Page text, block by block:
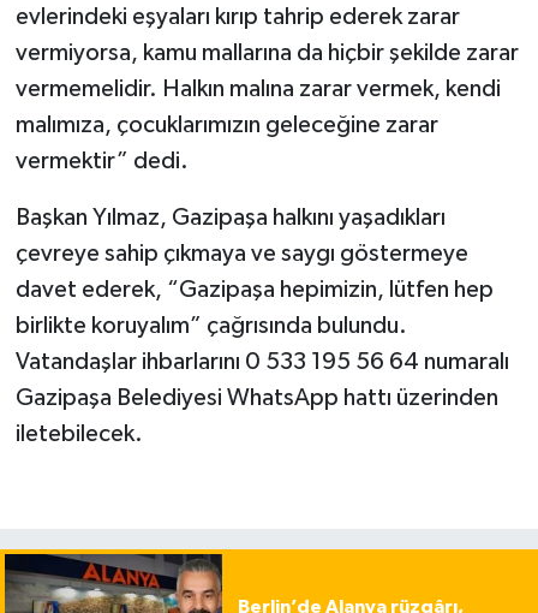
evlerindeki eşyaları kırıp tahrip ederek zarar
vermiyorsa, kamu mallarına da hiçbir şekilde zarar
vermemelidir. Halkın malına zarar vermek, kendi
malımıza, çocuklarımızın geleceğine zarar
vermektir” dedi.
Başkan Yılmaz, Gazipaşa halkını yaşadıkları
çevreye sahip çıkmaya ve saygı göstermeye
davet ederek, “Gazipaşa hepimizin, lütfen hep
birlikte koruyalım” çağrısında bulundu.
Vatandaşlar ihbarlarını 0 533 195 56 64 numaralı
Gazipaşa Belediyesi WhatsApp hattı üzerinden
iletebilecek.
Berlin’de Alanya rüzgârı,